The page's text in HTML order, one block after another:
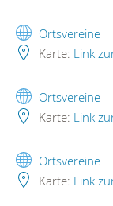
Ortsvereine
Karte: Link
Ortsvereine
Karte: Link
Ortsvereine
Karte: Link